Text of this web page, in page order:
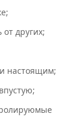
других;
настоящим;